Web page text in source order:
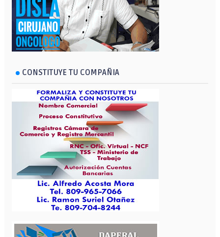
CONSTITUYE TU COMPAÑIA